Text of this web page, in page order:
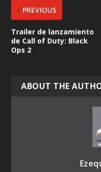
PREVIOUS
Trailer de lanzamiento
de Call of Duty: Black
Ops 2
ABOUT THE